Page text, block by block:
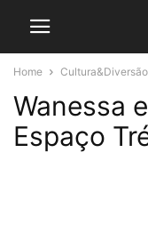
Home Cultura&Diversão
Wanessa
Espaço